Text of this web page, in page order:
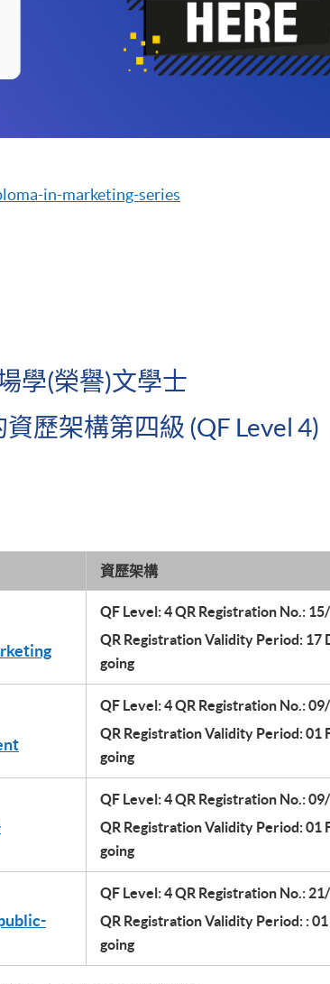
in-marketing-series
學(榮譽)文學士
歷架構第四級 (QF Level 4)
資歷架構
QF Level: 4 QR Registration No.:
QR Registration Validity Period: 17
going
QF Level: 4 QR Registration No.:
QR Registration Validity Period: 01
going
QF Level: 4 QR Registration No.:
QR Registration Validity Period: 01
going
QF Level: 4 QR Registration No.:
QR Registration Validity Period: :
going